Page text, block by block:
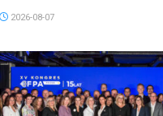
2026-08-07